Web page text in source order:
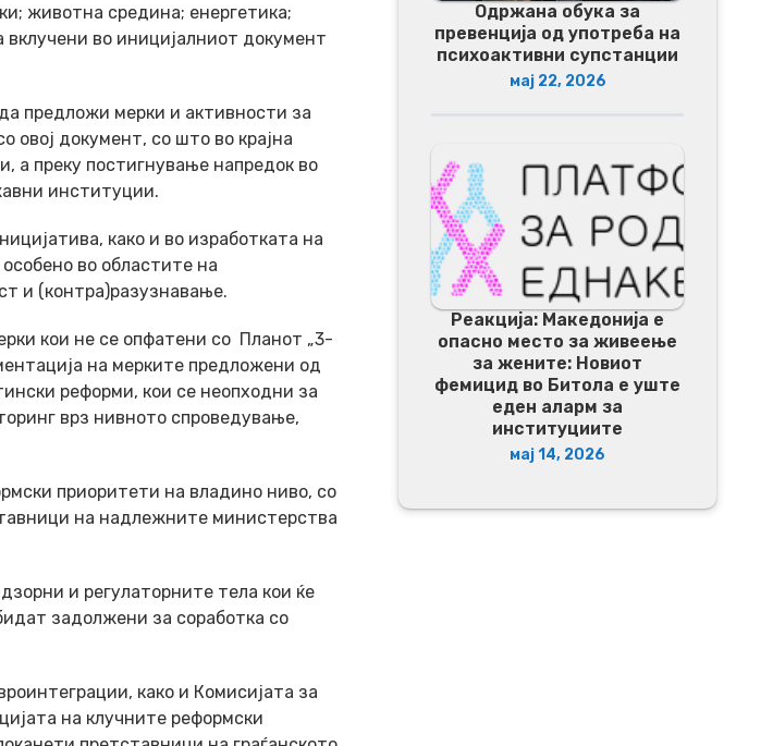
животна средина; енергетика;
во иницијалниот документ
предложи мерки и активности за
овој документ, со што во крајна
а преку постигнување напредок во
институции.
како и во изработката на
во областите на
и (контра)разузнавање.
кои не се опфатени со Планот „3-
на мерките предложени од
реформи, кои се неопходни за
врз нивното спроведување,
приоритети на владино ниво, со
на надлежните министерства
и регулаторните тела кои ќе
задолжени за соработка со
како и Комисијата за
на клучните реформски
Одржана обука за
превенција од употреба на
психоактивни супстанции
мај 22, 2026
Реакција: Македонија е
опасно место за живеење
за жените: Новиот
фемицид во Битола е уште
еден аларм за
институциите
мај 14, 2026